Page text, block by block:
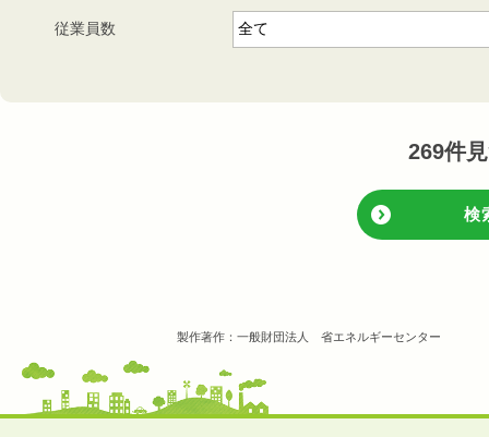
従業員数
269件
検
製作著作：一般財団法人 省エネルギーセンター